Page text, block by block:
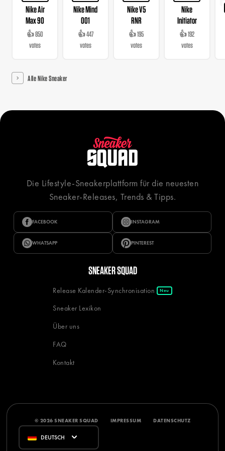
Nike Air
Max 90
👍 850
votes
Nike Mind
001
👍 447
votes
Nike V5
RNR
👍 195
votes
Nike
Initiator
👍 192
votes
Alle Nike Sneaker
Die Lifestyle-Sneakerplattform für die neuesten
Sneaker-Releases, Trends & Tipps.
FACEBOOK INSTAGRAM
WHATSAPP PINTEREST
SNEAKER SQUAD
Release Kalender-Synchronisation Neu
Sneaker Lexikon
Über uns
FAQ
Kontakt
© 2026 SNEAKER SQUAD IMPRESSUM DATENSCHUTZ
DEUTSCH